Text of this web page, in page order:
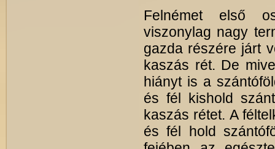
Felnémet első
viszonylag nagy
gazda részére járt
kaszás rét. De
hiányt is a
és fél kishold
kaszás rétet. A
és fél hold